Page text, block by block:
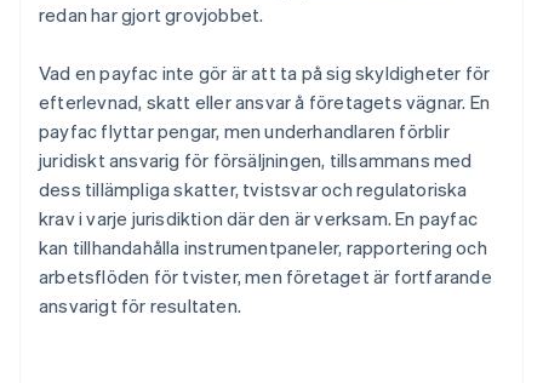
redan har gjort grovjobbet.
Vad en payfac inte gör är att ta på sig skyldigheter för
efterlevnad, skatt eller ansvar å företagets vägnar. En
payfac flyttar pengar, men underhandlaren förblir
juridiskt ansvarig för försäljningen, tillsammans med
dess tillämpliga skatter, tvistsvar och regulatoriska
krav i varje jurisdiktion där den är verksam. En payfac
kan tillhandahålla instrumentpaneler, rapportering och
arbetsflöden för tvister, men företaget är fortfarande
ansvarigt för resultaten.